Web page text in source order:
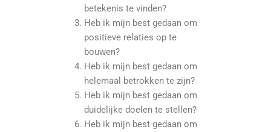
betekenis te vinden?
Heb ik mijn best gedaan om
positieve relaties op te
bouwen?
Heb ik mijn best gedaan om
helemaal betrokken te zijn?
Heb ik mijn best gedaan om
duidelijke doelen te stellen?
Heb ik mijn best gedaan om